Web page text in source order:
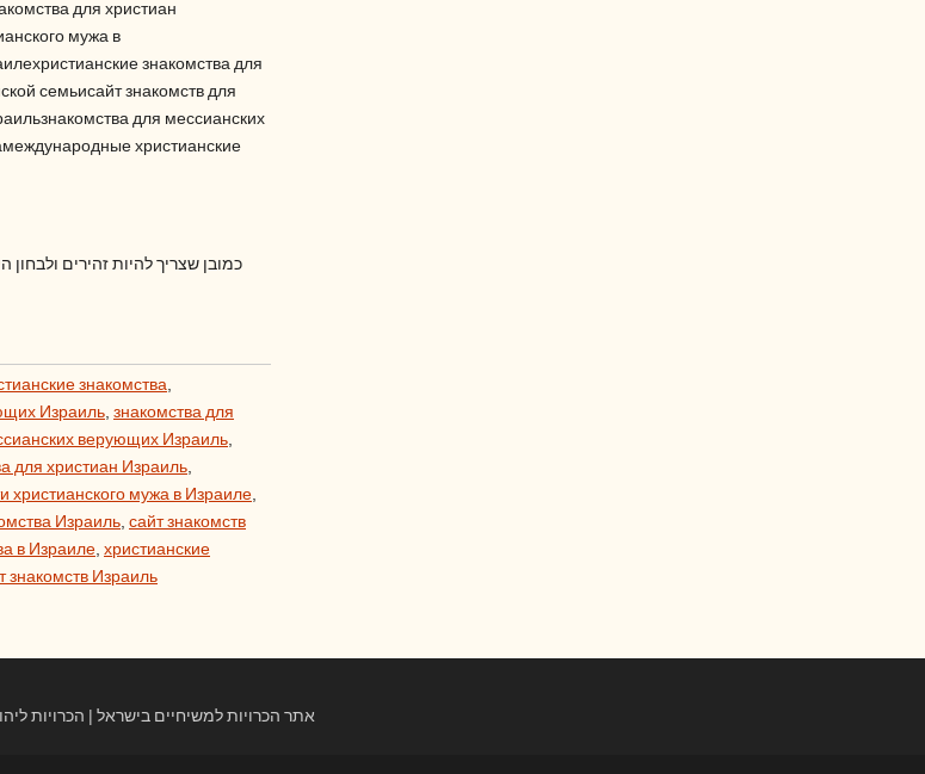
для христиан
мужа в
знакомства для
семьисайт знакомств для
для мессианских
христианские
כמובן שצריך להיות זהירים
знакомства,
Израиль, знакомства для
верующих Израиль,
для христиан Израиль,
христианского мужа в Израиле,
Израиль, сайт знакомств
в Израиле, христианские
знакомств Израиль
אתר הכרויות למשיחיים בישראל | הכרויות